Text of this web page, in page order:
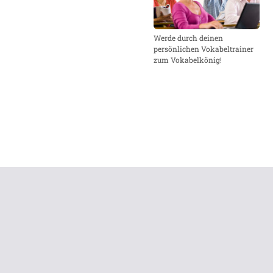
Werde durch deinen
persönlichen Vokabeltrainer
zum Vokabelkönig!